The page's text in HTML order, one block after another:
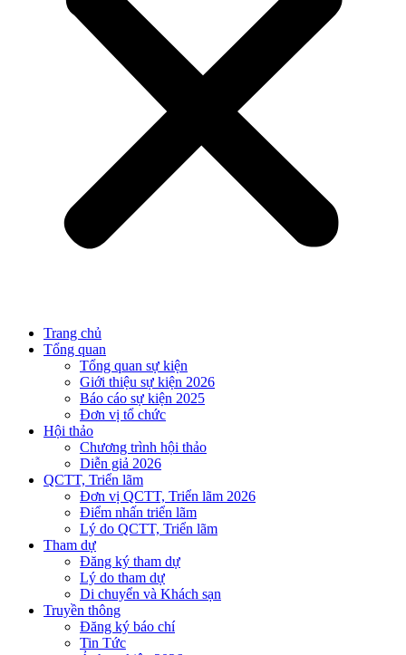
Trang chủ
Tổng quan
Tổng quan sự kiện
Giới thiệu sự kiện 2026
Báo cáo sự kiện 2025
Đơn vị tổ chức
Hội thảo
Chương trình hội thảo
Diễn giả 2026
QCTT, Triển lãm
Đơn vị QCTT, Triển lãm 2026
Điểm nhấn triển lãm
Lý do QCTT, Triển lãm
Tham dự
Đăng ký tham dự
Lý do tham dự
Di chuyển và Khách sạn
Truyền thông
Đăng ký báo chí
Tin Tức